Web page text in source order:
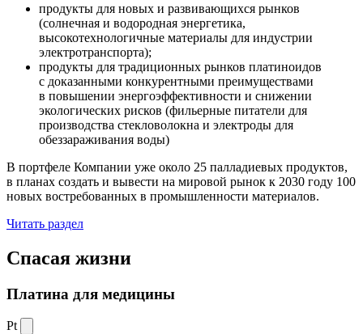
продукты для новых и развивающихся рынков
(солнечная и водородная энергетика,
высокотехнологичные материалы для индустрии
электротранспорта);
продукты для традиционных рынков платиноидов
с доказанными конкурентными преимуществами
в повышении энергоэффективности и снижении
экологических рисков (фильерные питатели для
производства стекловолокна и электроды для
обеззараживания воды)
В портфеле Компании уже около 25 палладиевых продуктов,
в планах создать и вывести на мировой рынок к 2030 году 100
новых востребованных в промышленности материалов.
Читать раздел
Спасая жизни
Платина для медицины
Pt